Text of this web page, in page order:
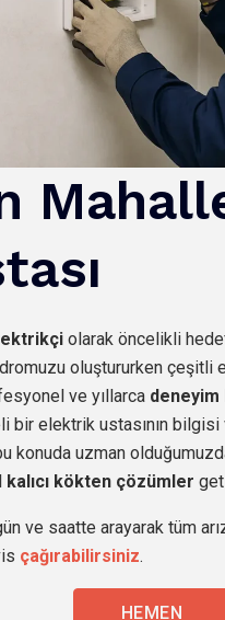
olarak öncelikli
oluştururken çeşitli
ve yıllarca deneyim
bir elektrik ustasının
konuda uzman
kalıcı kökten çözümler
ve saatte arayarak tüm
çağırabilirsiniz.
HEMEN